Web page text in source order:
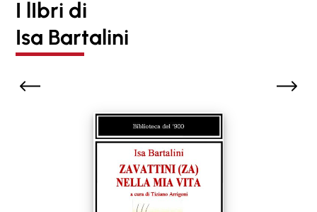
I lIbri di
Isa Bartalini